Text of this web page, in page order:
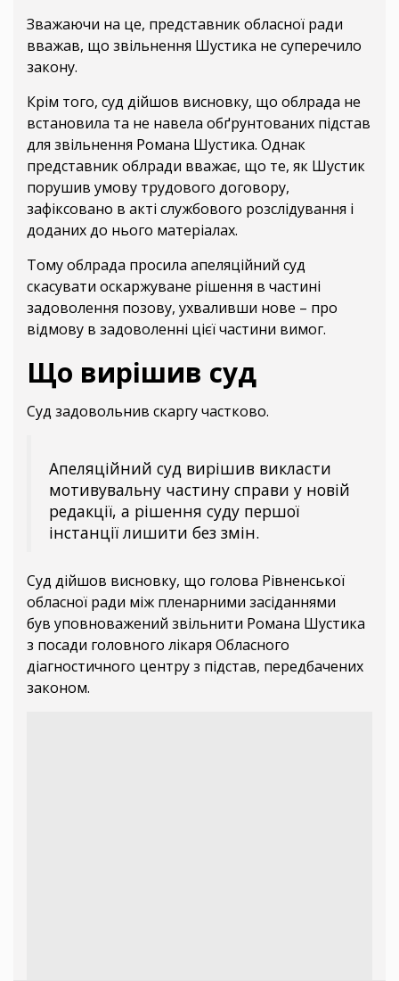
Зважаючи на це, представник обласної ради
вважав, що звільнення Шустика не суперечило
закону.
Крім того, суд дійшов висновку, що облрада не
встановила та не навела обґрунтованих підстав
для звільнення Романа Шустика. Однак
представник облради вважає, що те, як Шустик
порушив умову трудового договору,
зафіксовано в акті службового розслідування і
доданих до нього матеріалах.
Тому облрада просила апеляційний суд
скасувати оскаржуване рішення в частині
задоволення позову, ухваливши нове – про
відмову в задоволенні цієї частини вимог.
Що вирішив суд
Суд задовольнив скаргу частково.
Апеляційний суд вирішив викласти
мотивувальну частину справи у новій
редакції, а рішення суду першої
інстанції лишити без змін.
Суд дійшов висновку, що голова Рівненської
обласної ради між пленарними засіданнями
був уповноважений звільнити Романа Шустика
з посади головного лікаря Обласного
діагностичного центру з підстав, передбачених
законом.